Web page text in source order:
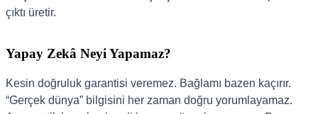
çıktı üretir.
Yapay Zekâ Neyi Yapamaz?
Kesin doğruluk garantisi veremez. Bağlamı bazen kaçırır.
“Gerçek dünya” bilgisini her zaman doğru yorumlayamaz.